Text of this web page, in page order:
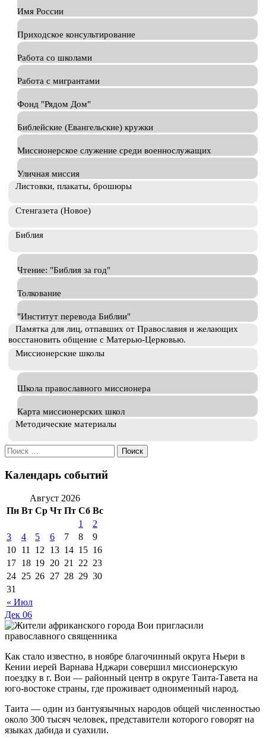
Имя России
Приходское консультирование
Работа со школами
Работа с мигрантами
Фонд "Рядом Дом"
Библейские (Евангельские) кружки
Миссионерское служение среди военнослужащих
Уличная миссия
Листовки, плакаты, брошюры
Стенгазета (Новое)
Библия
Чтение: "Библия за год"
Толкование
"Институт перевода Библии"
Памятка для лиц, отпавших от Православия и желающих
восстановить общение с Матерью-Церковью.
Миссионерские школы
Школа православного миссионера
Карта миссионерских школ
Методические материалы
Искать:
Календарь событий
Август 2026
Пн Вт Ср Чт Пт Сб Вс
« Июл
1
2
3
4 5 6 7 8
9
10 11 12 13 14 15 16
17 18 19 20 21 22 23
24 25 26 27 28 29 30
31
Дек 06
Как стало известно, в ноябре благочинный округа Ньери в
Кении иерей Варнава Нджари совершил миссионерскую
поездку в г. Вои — районный центр в округе Таита-Тавета на
юго-востоке страны, где проживает одноименный народ.
Таита — один из бантуязычных народов общей численностью
около 300 тысяч человек, представители которого говорят на
языках дабида и суахили.